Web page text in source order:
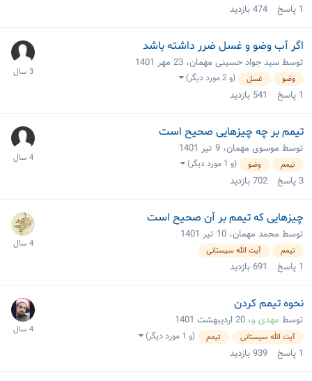
1 پاسخ 474بازدید
اگر آب وضو و غسل ضرر داشته باشد
توسط سید جواد حسینی مهمان، 23 مهر 1401
وضو غسل (و 2 مورد دیگر)
1 پاسخ 541 بازدید
تیمم بر چه چیزهایی صحیح است
توسط موسوی مهمان، 9 تیر 1401
تیمم وضو (و 1 مورد دیگر)
3پاسخ 702بازدید
چیزهایی که تیمم بر آن صحیح است
توسط محمد مهمان، 10 تیر 1401
تیمم آیت الله سیستانی
1 پاسخ 691 بازدید
نحوه تیمم کردن
توسط مهدی و، 20 اردیبهشت 1401
آیت الله سیستانی تیمم (و 1 مورد دیگر)
1 پاسخ 939بازدید